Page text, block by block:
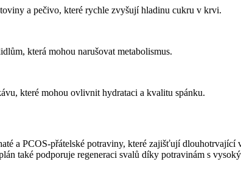
a pečivo, které rychle zvyšují hladinu cukru v krvi.
která mohou narušovat metabolismus.
které mohou ovlivnit hydrataci a kvalitu spánku.
a PCOS-přátelské potraviny, které zajišťují
také podporuje regeneraci svalů díky potravinám s